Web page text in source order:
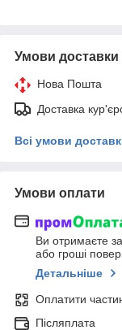
Умови доставки
Нова Пошта
Доставка
Всі умови
Умови оплати
Ви отримаєте
або гроші
Детальніше
Оплатити
Післяплата